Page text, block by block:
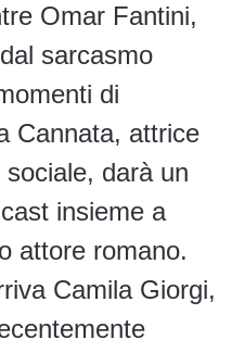
Omar Fantini,
sarcasmo
di
Cannata, attrice
darà un
insieme a
attore romano.
Camila Giorgi,